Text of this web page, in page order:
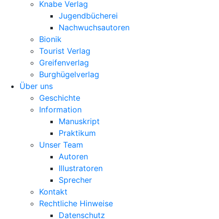
Knabe Verlag
Jugendbücherei
Nachwuchsautoren
Bionik
Tourist Verlag
Greifenverlag
Burghügelverlag
Über uns
Geschichte
Information
Manuskript
Praktikum
Unser Team
Autoren
Illustratoren
Sprecher
Kontakt
Rechtliche Hinweise
Datenschutz